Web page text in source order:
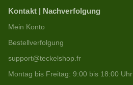
Kontakt | Nachverfolgung
Mein Konto
Bestellverfolgung
support@teckelshop.fr
Montag bis Freitag: 9:00 bis 18:00 Uhr